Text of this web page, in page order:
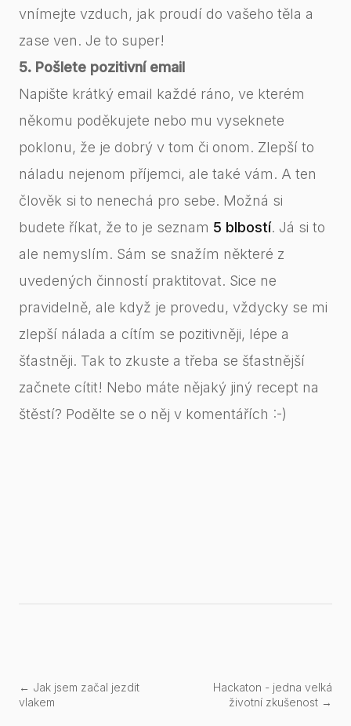
vnímejte vzduch, jak proudí do vašeho těla a
zase ven. Je to super!
5. Pošlete pozitivní email
Napište krátký email každé ráno, ve kterém
někomu poděkujete nebo mu vyseknete
poklonu, že je dobrý v tom či onom. Zlepší to
náladu nejenom příjemci, ale také vám. A ten
člověk si to nenechá pro sebe. Možná si
budete říkat, že to je seznam 5 blbostí. Já si to
ale nemyslím. Sám se snažím některé z
uvedených činností praktitovat. Sice ne
pravidelně, ale když je provedu, vždycky se mi
zlepší nálada a cítím se pozitivněji, lépe a
šťastněji. Tak to zkuste a třeba se šťastnější
začnete cítit! Nebo máte nějaký jiný recept na
štěstí? Podělte se o něj v komentářích :-)
← Jak jsem začal jezdit
vlakem
Hackaton - jedna velká
životní zkušenost →